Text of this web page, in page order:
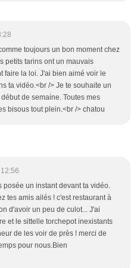
toujours un bon moment chez
petits tarins ont un mauvais
faire la loi. J'ai bien aimé voir le
ta vidéo.<br /> Je te souhaite un
de semaine. Toutes mes
bisous tout plein.<br /> chatou
posée un instant devant ta vidéo.
tes amis ailés ! c'est restaurant à
d'avoir un peu de culot... J'ai
et le sittelle torchepot inexistants
de les voir de près ! merci de
pour nous.Bien